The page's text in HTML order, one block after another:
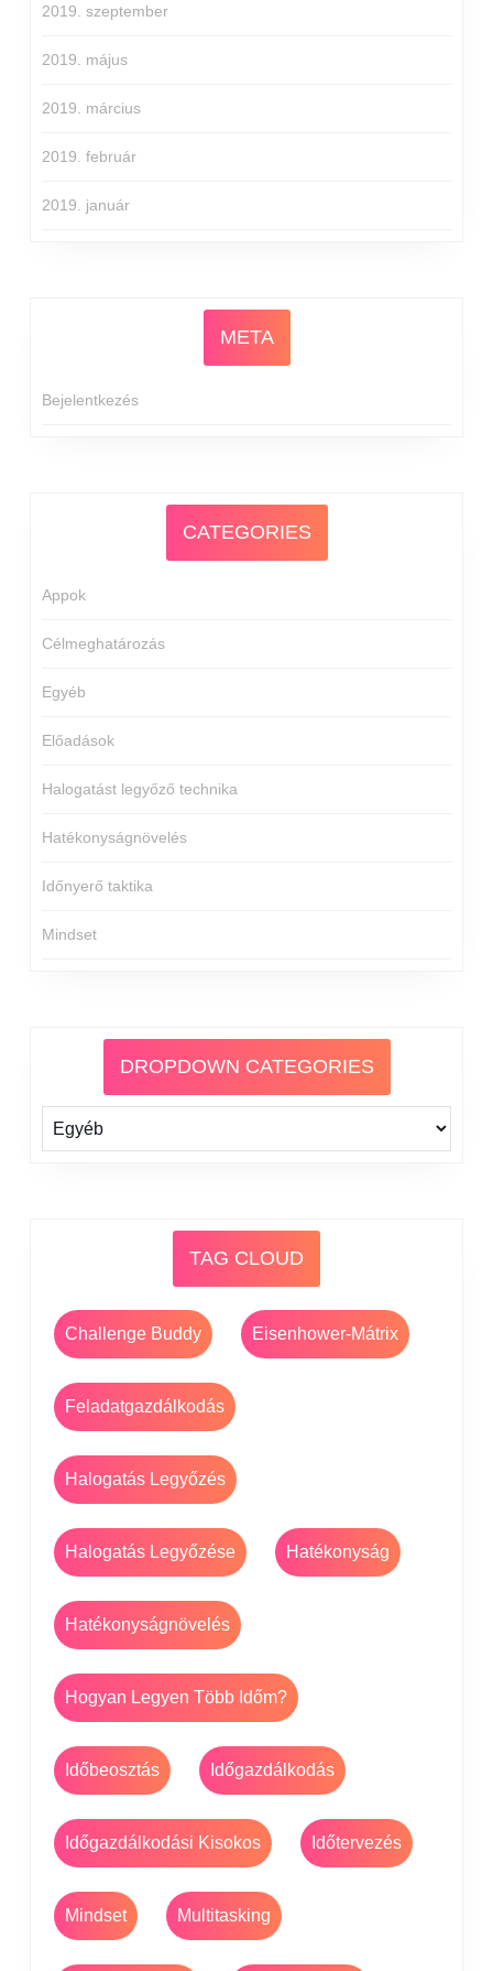
2019. szeptember
2019. május
2019. március
2019. február
2019. január
META
Bejelentkezés
CATEGORIES
Appok
Célmeghatározás
Egyéb
Előadások
Halogatást legyőző technika
Hatékonyságnövelés
Időnyerő taktika
Mindset
DROPDOWN CATEGORIES
TAG CLOUD
Challenge Buddy Eisenhower-Mátrix
Feladatgazdálkodás
Halogatás Legyőzés
Halogatás Legyőzése Hatékonyság
Hatékonyságnövelés
Hogyan Legyen Több Időm?
Időbeosztás Időgazdálkodás
Időgazdálkodási Kisokos Időtervezés
Mindset Multitasking